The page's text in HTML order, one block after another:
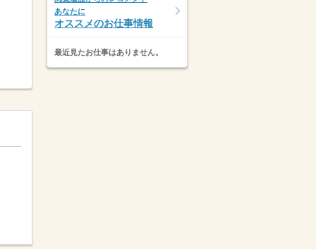
あなたに
オススメのお仕事情報
最近見たお仕事はありません。